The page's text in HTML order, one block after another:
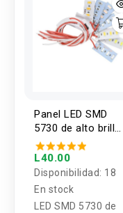
Panel LED SMD
5730 de alto brillo
de 5V 1.5W con
cable
L40.00
Disponibilidad: 18
En stock
LED SMD 5730 de